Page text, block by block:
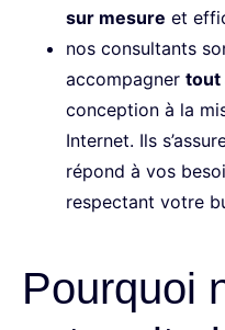
sur mesure et
nos consultants
accompagner tout
conception à la
Internet. Ils
répond à vos
respectant votre
Pourquoi